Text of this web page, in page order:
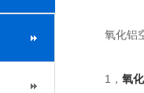
氧化铝空
1， 氧